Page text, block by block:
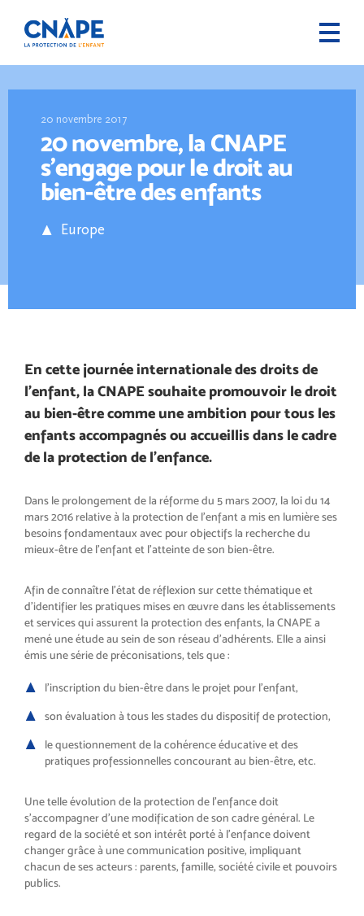
20 novembre 2017
20 novembre, la CNAPE
s’engage pour le droit au
bien-être des enfants
Europe
En cette journée internationale des droits de
l’enfant, la CNAPE souhaite promouvoir le droit
au bien-être comme une ambition pour tous les
enfants accompagnés ou accueillis dans le cadre
de la protection de l’enfance.
Dans le prolongement de la réforme du 5 mars 2007, la loi du 14
mars 2016 relative à la protection de l’enfant a mis en lumière ses
besoins fondamentaux avec pour objectifs la recherche du
mieux-être de l’enfant et l’atteinte de son bien-être.
Afin de connaître l’état de réflexion sur cette thématique et
d’identifier les pratiques mises en œuvre dans les établissements
et services qui assurent la protection des enfants, la CNAPE a
mené une étude au sein de son réseau d’adhérents. Elle a ainsi
émis une série de préconisations, tels que :
l’inscription du bien-être dans le projet pour l’enfant,
son évaluation à tous les stades du dispositif de protection,
le questionnement de la cohérence éducative et des
pratiques professionnelles concourant au bien-être, etc.
Une telle évolution de la protection de l’enfance doit
s’accompagner d’une modification de son cadre général. Le
regard de la société et son intérêt porté à l’enfance doivent
changer grâce à une communication positive, impliquant
chacun de ses acteurs : parents, famille, société civile et pouvoirs
publics.